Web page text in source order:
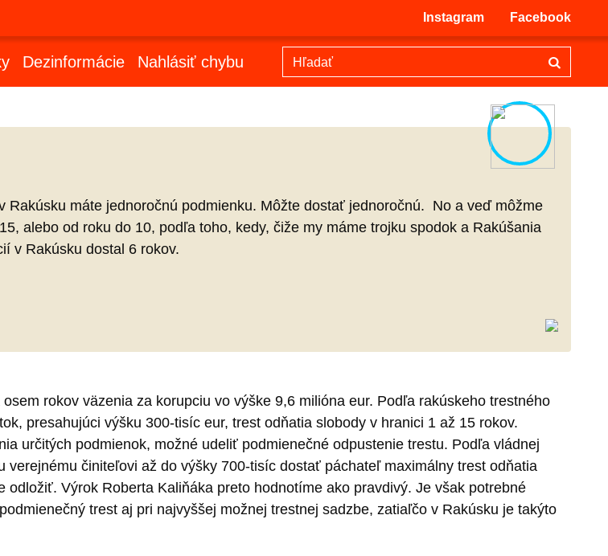
Instagram Facebook
Dezinformácie Nahlásiť chybu
máte jednoročnú podmienku. Môžte dostať jednoročnú. No a veď môžme
alebo od roku do 10, podľa toho, kedy, čiže my máme trojku spodok a Rakúšania
v Rakúsku dostal 6 rokov.
rokov väzenia za korupciu vo výške 9,6 milióna eur. Podľa rakúskeho trestného
presahujúci výšku 300-tisíc eur, trest odňatia slobody v hranici 1 až 15 rokov.
určitých podmienok, možné udeliť podmienečné odpustenie trestu. Podľa vládnej
činiteľovi až do výšky 700-tisíc dostať páchateľ maximálny trest odňatia
Výrok Roberta Kaliňáka preto hodnotíme ako pravdivý. Je však potrebné
trest aj pri najvyššej možnej trestnej sadzbe, zatiaľčo v Rakúsku je takýto